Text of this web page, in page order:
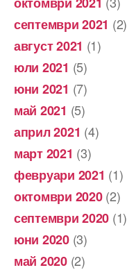
септември 2021 (2)
август 2021 (1)
юли 2021 (5)
юни 2021 (7)
май 2021 (5)
април 2021 (4)
март 2021 (3)
февруари 2021 (1)
октомври 2020(2)
септември 2020 (1)
юни 2020(3)
май 2020(2)